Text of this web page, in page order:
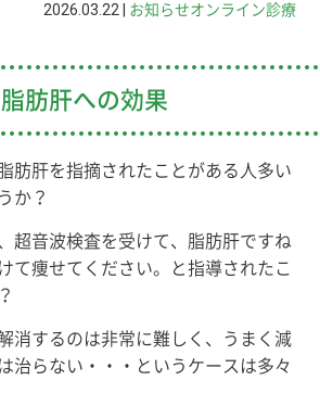
2026.03.22 | お知らせオンライン診療
肪肝への効果
肪肝を指摘されたことがある人多い
か？
超音波検査を受けて、脂肪肝ですね
て痩せてください。と指導されたこ
消するのは非常に難しく、うまく減
治らない・・・というケースは多々